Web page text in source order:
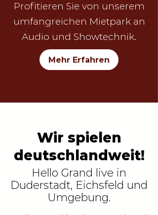
Profitieren Sie von unserem
umfangreichen Mietpark an
Audio und Showtechnik.
Mehr Erfahren
Wir spielen
deutschlandweit!
Hello Grand live in
Duderstadt, Eichsfeld und
Umgebung.